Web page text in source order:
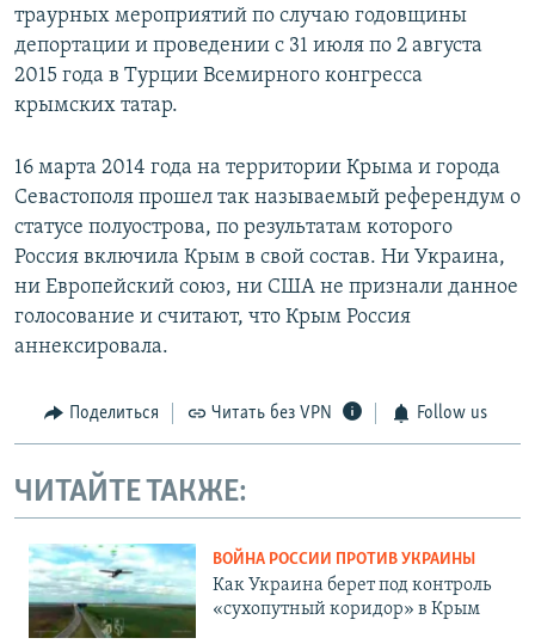
траурных мероприятий по случаю годовщины
депортации и проведении с 31 июля по 2 августа
2015 года в Турции Всемирного конгресса
крымских татар.
16 марта 2014 года на территории Крыма и города
Севастополя прошел так называемый референдум о
статусе полуострова, по результатам которого
Россия включила Крым в свой состав. Ни Украина,
ни Европейский союз, ни США не признали данное
голосование и считают, что Крым Россия
аннексировала.
Поделиться Читать без VPN Follow us
ЧИТАЙТЕ ТАКЖЕ:
ВОЙНА РОССИИ ПРОТИВ УКРАИНЫ
Как Украина берет под контроль
«сухопутный коридор» в Крым